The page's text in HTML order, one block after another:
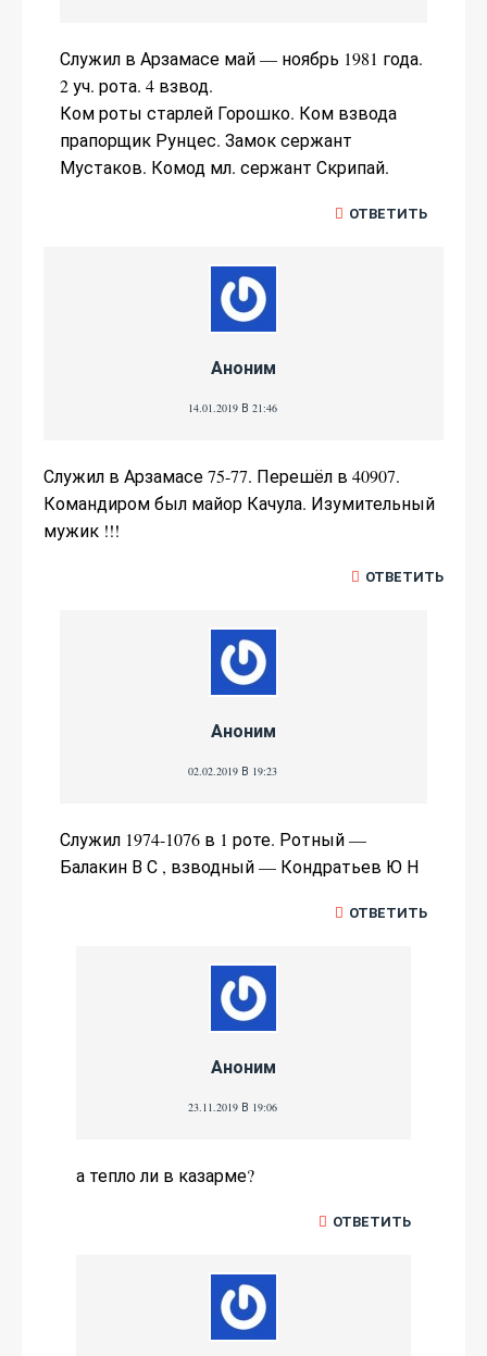
Служил в Арзамасе май — ноябрь 1981 года.
2 уч. рота. 4 взвод.
Ком роты старлей Горошко. Ком взвода
прапорщик Рунцес. Замок сержант
Мустаков. Комод мл. сержант Скрипай.
ОТВЕТИТЬ
Аноним
14.01.2019 В 21:46
Служил в Арзамасе 75-77. Перешёл в 40907.
Командиром был майор Качула. Изумительный
мужик !!!
ОТВЕТИТЬ
Аноним
02.02.2019 В 19:23
Служил 1974-1076 в 1 роте. Ротный —
Балакин В С , взводный — Кондратьев Ю Н
ОТВЕТИТЬ
Аноним
23.11.2019 В 19:06
а тепло ли в казарме?
ОТВЕТИТЬ